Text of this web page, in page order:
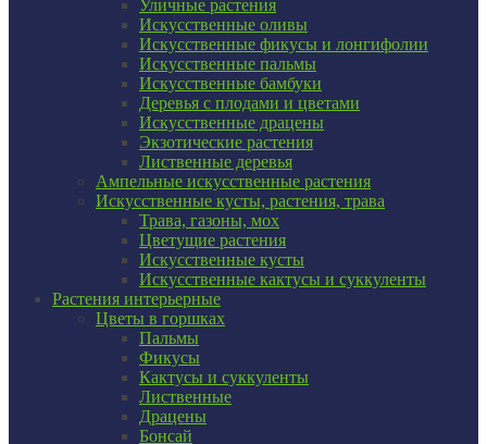
Уличные растения
Искусственные оливы
Искусственные фикусы и лонгифолии
Искусственные пальмы
Искусственные бамбуки
Деревья с плодами и цветами
Искусственные драцены
Экзотические растения
Лиственные деревья
Ампельные искусственные растения
Искусственные кусты, растения, трава
Трава, газоны, мох
Цветущие растения
Искусственные кусты
Искусственные кактусы и суккуленты
Растения интерьерные
Цветы в горшках
Пальмы
Фикусы
Кактусы и суккуленты
Лиственные
Драцены
Бонсай